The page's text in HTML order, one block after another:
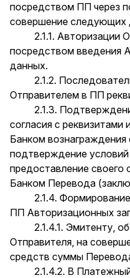
посредством ПП через
совершение следующих
2.1.1. Авторизации
посредством введения
данных.
2.1.2.
Отправителем в ПП
2.1.3.
согласия с
Банком вознаграждения
подтверждение
предоставление своего
Банком Перевода
2.1.4.
ПП Авторизационных
2.1.4.1. Эмитенту,
Отправителя, на
средств суммы
2.1.4.2. В